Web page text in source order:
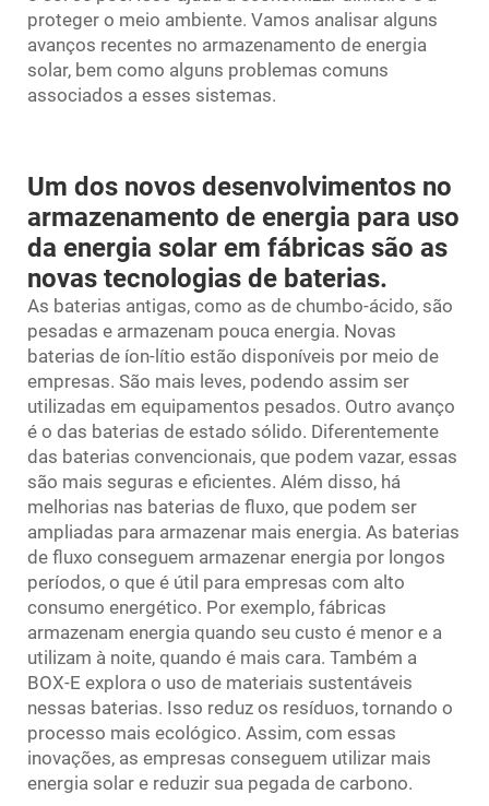
proteger o meio ambiente. Vamos analisar alguns
avanços recentes no armazenamento de energia
solar, bem como alguns problemas comuns
associados a esses sistemas.
Um dos novos desenvolvimentos no
armazenamento de energia para uso
da energia solar em fábricas são as
novas tecnologias de baterias.
As baterias antigas, como as de chumbo-ácido, são
pesadas e armazenam pouca energia. Novas
baterias de íon-lítio estão disponíveis por meio de
empresas. São mais leves, podendo assim ser
utilizadas em equipamentos pesados. Outro avanço
é o das baterias de estado sólido. Diferentemente
das baterias convencionais, que podem vazar, essas
são mais seguras e eficientes. Além disso, há
melhorias nas baterias de fluxo, que podem ser
ampliadas para armazenar mais energia. As baterias
de fluxo conseguem armazenar energia por longos
períodos, o que é útil para empresas com alto
consumo energético. Por exemplo, fábricas
armazenam energia quando seu custo é menor e a
utilizam à noite, quando é mais cara. Também a
BOX-E explora o uso de materiais sustentáveis
nessas baterias. Isso reduz os resíduos, tornando o
processo mais ecológico. Assim, com essas
inovações, as empresas conseguem utilizar mais
energia solar e reduzir sua pegada de carbono.